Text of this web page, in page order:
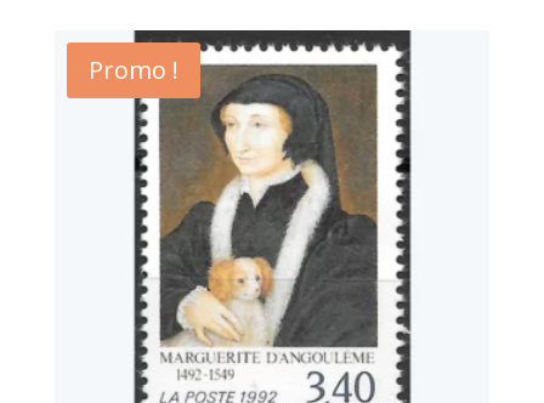
était :
€0.52.
est :
€0.30.
Promo !